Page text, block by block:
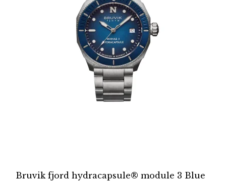
Bruvik fjord hydracapsule® module 3 Blue